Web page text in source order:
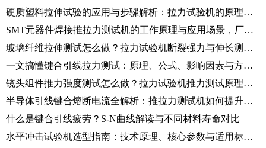
硬质塑料拉伸试验的应用与步骤解析：拉力试验机的原理和操作方法
SMT元器件焊接推拉力测试机的工作原理与应用场景，厂家技术解答！
玻璃纤维拉伸测试怎么做？拉力试验机断裂强力与伸长测定全解析
一文搞懂键合引线拉力测试：原理、公式、影响因素与方法全解析
镜头组件推力强度测试怎么做？拉力试验机推力测试原理、标准与操作流程
半导体引线键合熔断电流全解析：推拉力测试机如何提升器件可靠性？
什么是键合引线疲劳？S-N曲线解读与不同材料寿命对比
水平冲击试验机选型指南：技术原理、核心参数与适用标准全解析